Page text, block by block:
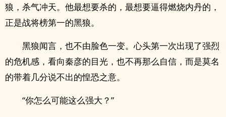
狼，杀气冲天。他最想要杀的，最想要逼得燃烧内丹的，
正是战将榜第一的黑狼。
黑狼闻言，也不由脸色一变。心头第一次出现了强烈
的危机感，看向秦彦的目光，也不再那么自信，而是莫名
的带着几分说不出的惶恐之意。
“你怎么可能这么强大？”